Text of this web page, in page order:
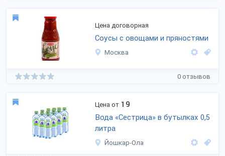
Цена договорная
Соусы с овощами и пряностями
Москва
0 отзывов
Цена от 19
Вода «Сестрица» в бутылках 0,5
литра
Йошкар-Ола